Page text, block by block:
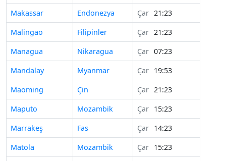
Makassar
Endonezya Çar 21:23
Malingao
Filipinler Çar 21:23
Managua
Nikaragua Çar 07:23
Mandalay
Myanmar Çar 19:53
Maoming
Çin Çar 21:23
Maputo
Mozambik Çar 15:23
Marrakeş
Fas Çar 14:23
Matola
Mozambik Çar 15:23